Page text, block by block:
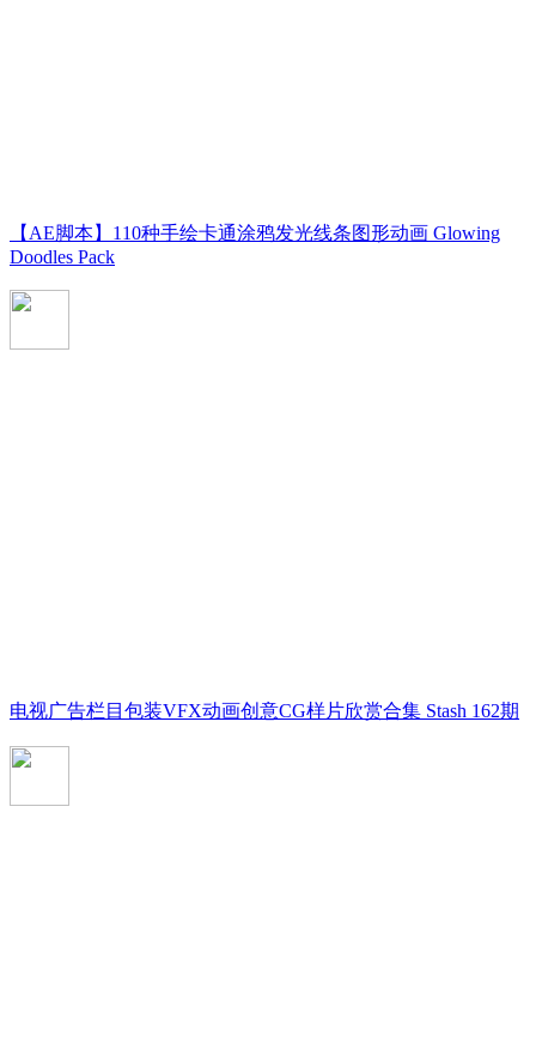
【AE脚本】110种手绘卡通涂鸦发光线条图形动画 Glowing
Doodles Pack
电视广告栏目包装VFX动画创意CG样片欣赏合集 Stash 162期